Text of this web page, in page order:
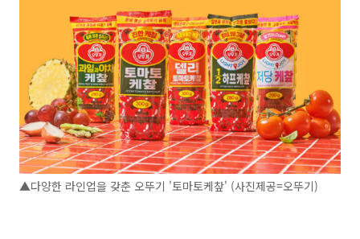
▲다양한 라인업을 갖춘 오뚜기 '토마토케챂' (사진제공=오뚜기)